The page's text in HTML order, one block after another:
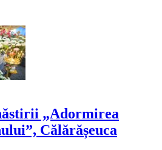
„Adormirea
Călărășeuca